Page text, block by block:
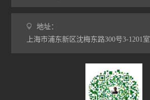
地址：
上海市浦东新区沈梅东路300号3-1201室